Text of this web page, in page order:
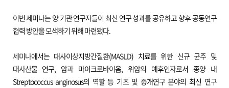
이번 세미나는 양 기관 연구자들이 최신 연구 성과를 공유하고 향후 공동연구
협력 방안을 모색하기 위해 마련됐다.
세미나에서는 대사이상지방간질환(MASLD) 치료를 위한 신규 균주 및
대사산물 연구, 암과 마이크로바이옴, 위암의 예후인자로서 종양 내
Streptococcus anginosus의 역할 등 기초 및 중개연구 분야의 최신 연구